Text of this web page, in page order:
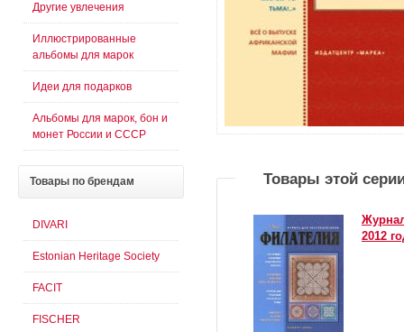
Товары этой
2012
Другие увлечения
Иллюстрированные
альбомы для марок
Идеи для подарков
Альбомы для марок, бон и
монет России и СССР
Товары по брендам
DIVARI
Estonian Heritage Society
FACIT
FISCHER